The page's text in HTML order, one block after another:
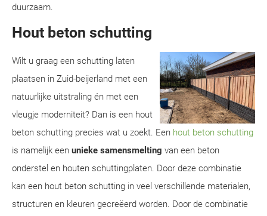
duurzaam.
Hout beton schutting
Wilt u graag een schutting laten
plaatsen in Zuid-beijerland met een
natuurlijke uitstraling én met een
vleugje moderniteit? Dan is een hout
beton schutting precies wat u zoekt. Een hout beton schutting
is namelijk een unieke samensmelting van een beton
onderstel en houten schuttingplaten. Door deze combinatie
kan een hout beton schutting in veel verschillende materialen,
structuren en kleuren gecreëerd worden. Door de combinatie